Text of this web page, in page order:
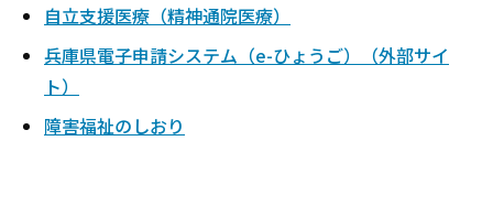
自立支援医療（精神通院医療）
兵庫県電子申請システム（e-ひょうご）（外部サイ
ト）
障害福祉のしおり